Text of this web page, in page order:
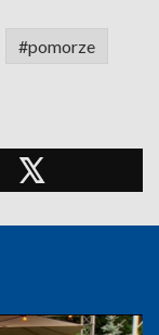
#pomorze